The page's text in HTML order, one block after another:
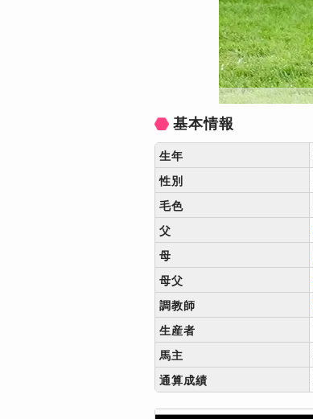
基本情報
生年
性別
毛色
父
母
母父
調教師
生産者
馬主
通算成績